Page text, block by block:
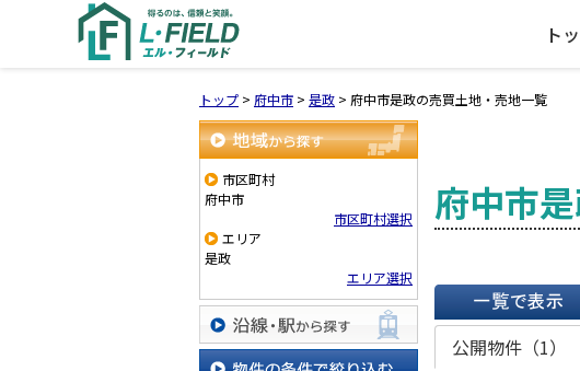
ト
トップ > 府中市 > 是政 > 府中市是政の売買土地・売地一覧
地域から探す
市区町村
府中市
市区町村選択
エリア
是政
エリア選択
沿線・駅から探す
府中市
一覧で表示
公開物件（1）